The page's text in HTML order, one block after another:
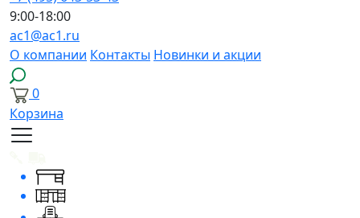
9:00-18:00
ac1@ac1.ru
О компании Контакты Новинки и акции
0
Корзина